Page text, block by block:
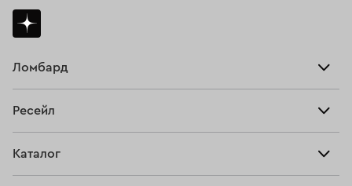
Ломбард
Тарифы
Ресейл
Каталог